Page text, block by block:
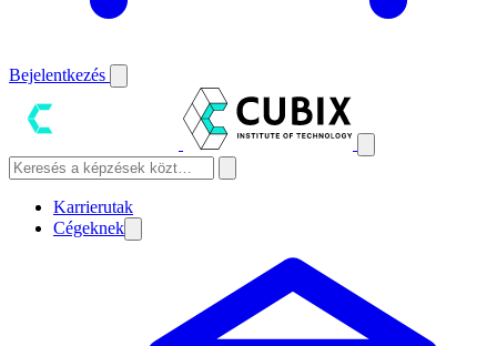
Bejelentkezés
Karrierutak
Cégeknek